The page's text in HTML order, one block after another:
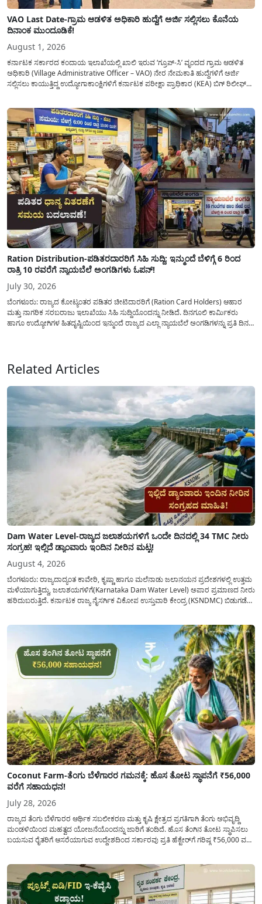
VAO Last Date-ಗ್ರಾಮ ಆಡಳಿತ ಅಧಿಕಾರಿ ಹುದ್ದೆಗೆ ಅರ್ಜಿ ಸಲ್ಲಿಸಲು ಕೊನೆಯ
ದಿನಾಂಕ ಮುಂದೂಡಿಕೆ!
August 1, 2026
ಕರ್ನಾಟಕ ಸರ್ಕಾರದ ಕಂದಾಯ ಇಲಾಖೆಯಲ್ಲಿ ಖಾಲಿ ಇರುವ ‘ಗ್ರೂಪ್-ಸಿ’ ವೃಂದದ ಗ್ರಾಮ ಆಡಳಿತ
ಅಧಿಕಾರಿ (Village Administrative Officer – VAO) ನೇರ ನೇಮಕಾತಿ ಹುದ್ದೆಗಳಿಗೆ ಅರ್ಜಿ
ಸಲ್ಲಿಸಲು ಕಾಯುತ್ತಿದ್ದ ಉದ್ಯೋಗಾಕಾಂಕ್ಷಿಗಳಿಗೆ ಕರ್ನಾಟಕ ಪರೀಕ್ಷಾ ಪ್ರಾಧಿಕಾರ (KEA) ಬಿಗ್ ರಿಲೀಫ್
Ration Distribution-ಪಡಿತರದಾರರಿಗೆ ಸಿಹಿ ಸುದ್ದಿ: ಇನ್ಮುಂದೆ ಬೆಳಿಗ್ಗೆ 6 ರಿಂದ
ರಾತ್ರಿ 10 ರವರೆಗೆ ನ್ಯಾಯಬೆಲೆ ಅಂಗಡಿಗಳು ಓಪನ್!
July 30, 2026
ಬೆಂಗಳೂರು: ರಾಜ್ಯದ ಕೋಟ್ಯಂತರ ಪಡಿತರ ಚೀಟಿದಾರರಿಗೆ (Ration Card Holders) ಆಹಾರ
ಮತ್ತು ನಾಗರಿಕ ಸರಬರಾಜು ಇಲಾಖೆಯು ಸಿಹಿ ಸುದ್ದಿಯೊಂದನ್ನು ನೀಡಿದೆ. ದಿನಗೂಲಿ ಕಾರ್ಮಿಕರು
ಹಾಗೂ ಉದ್ಯೋಗಿಗಳ ಹಿತದೃಷ್ಟಿಯಿಂದ ಇನ್ಮುಂದೆ ರಾಜ್ಯದ ಎಲ್ಲಾ ನ್ಯಾಯಬೆಲೆ ಅಂಗಡಿಗಳನ್ನು ಪ್ರತಿ ದಿನ
Related Articles
Dam Water Level-ರಾಜ್ಯದ ಜಲಾಶಯಗಳಿಗೆ ಒಂದೇ ದಿನದಲ್ಲಿ 34 TMC ನೀರು
ಸಂಗ್ರಹ! ಇಲ್ಲಿದೆ ಡ್ಯಾಂವಾರು ಇಂದಿನ ನೀರಿನ ಮಟ್ಟ!
August 4, 2026
ಬೆಂಗಳೂರು: ರಾಜ್ಯದಾದ್ಯಂತ ಕಾವೇರಿ, ಕೃಷ್ಣಾ ಹಾಗೂ ಮಲೆನಾಡು ಜಲಾನಯನ ಪ್ರದೇಶಗಳಲ್ಲಿ ಉತ್ತಮ
ಮಳೆಯಾಗುತ್ತಿದ್ದು, ಜಲಾಶಯಗಳಿಗೆ(Karnataka Dam Water Level) ಅಪಾರ ಪ್ರಮಾಣದ ನೀರು
ಹರಿದುಬರುತ್ತಿದೆ. ಕರ್ನಾಟಕ ರಾಜ್ಯ ನೈಸರ್ಗಿಕ ವಿಕೋಪ ಉಸ್ತುವಾರಿ ಕೇಂದ್ರ (KSNDMC) ಬಿಡುಗಡೆ
Coconut Farm-ತೆಂಗು ಬೆಳೆಗಾರರ ಗಮನಕ್ಕೆ: ಹೊಸ ತೋಟ ಸ್ಥಾಪನೆಗೆ ₹56,000
ವರೆಗೆ ಸಹಾಯಧನ!
July 28, 2026
ರಾಜ್ಯದ ತೆಂಗು ಬೆಳೆಗಾರರ ಆರ್ಥಿಕ ಸಬಲೀಕರಣ ಮತ್ತು ಕೃಷಿ ಕ್ಷೇತ್ರದ ಪ್ರಗತಿಗಾಗಿ ತೆಂಗು ಅಭಿವೃದ್ದಿ
ಮಂಡಳಿಯಿಂದ ಮಹತ್ವದ ಯೋಜನೆಯೊಂದನ್ನು ಜಾರಿಗೆ ತಂದಿದೆ. ಹೊಸ ತೆಂಗಿನ ತೋಟ ಸ್ಥಾಪಿಸಲು
ಬಯಸುವ ರೈತರಿಗೆ ಆಸರೆಯಾಗುವ ಉದ್ದೇಶದಿಂದ ಸರ್ಕಾರವು ಪ್ರತಿ ಹೆಕ್ಟೇರ್‌ಗೆ ಗರಿಷ್ಠ ₹56,000 ವರೆಗೆ